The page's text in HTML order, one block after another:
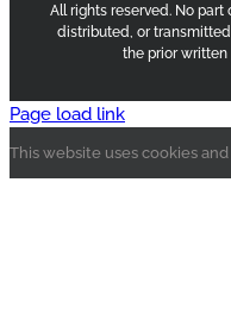
All rights reserved. No
distributed, or
the prior written
Page load link
This website uses cookies